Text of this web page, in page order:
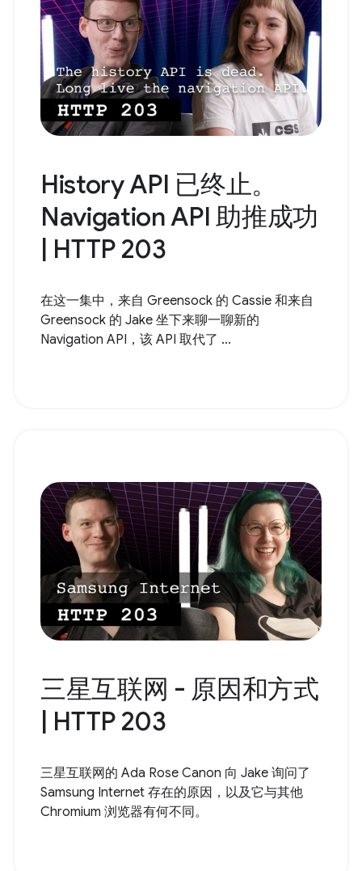
History API 已终止。
Navigation API 助推成功
| HTTP 203
在这一集中，来自 Greensock 的 Cassie 和来自
Greensock 的 Jake 坐下来聊一聊新的
Navigation API，该 API 取代了 ...
三星互联网 - 原因和方式
| HTTP 203
三星互联网的 Ada Rose Canon 向 Jake 询问了
Samsung Internet 存在的原因，以及它与其他
Chromium 浏览器有何不同。